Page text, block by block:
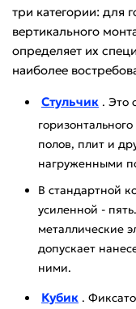
три категории: для
вертикального
определяет их
наиболее
Стульчик . Это
полов, плит и
нагруженными
В стандартной
усиленной -
металлические
допускает
ними.
Кубик .